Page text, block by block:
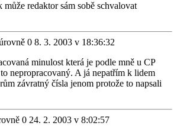
může redaktor sám sobě schvalovat
8. 3. 2003 v 18:36:32
minulost která je podle mně u CP
nepropracovaný. A já nepatřím k lidem
závratný čísla jenom protože to napsali
24. 2. 2003 v 8:02:57